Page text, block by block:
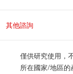
其他諮詢
僅供研究使用，
所在國家/地區